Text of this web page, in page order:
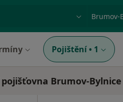
nemoc nebo příjmení Město
Pojištění • 1
Brumov-Bylnice